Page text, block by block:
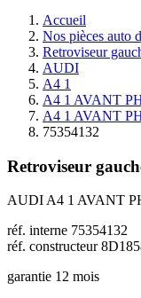
Accueil
Nos pièces auto
Retroviseur
AUDI
A4 1
A4 1 AVANT
A4 1 AVANT
75354132
Retroviseur
AUDI A4 1 AVANT
réf. interne 75354132
réf. constructeur
garantie 12 mois